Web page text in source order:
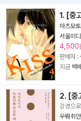
1. [중
마츠모
서울미
4,500
판매자 :
지금 택배
2. [중
강경으
우뤄취안